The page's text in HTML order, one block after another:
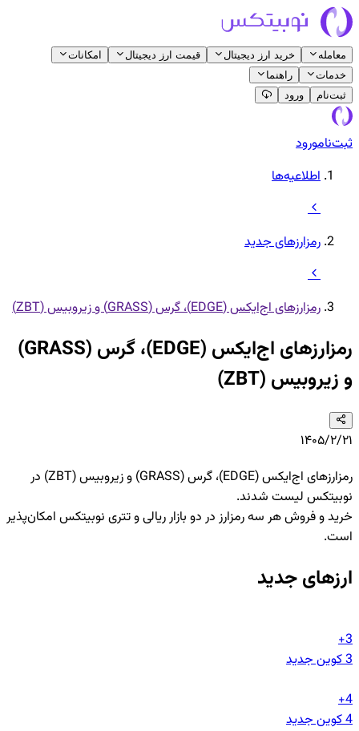
معامله خرید ارز دیجیتال قیمت ارز دیجیتال
امکانات
خدمات
راهنما
ثبت‌نام
ورود
ثبت‌نامورود
اطلاعیه‌ها
رمزارزهای جدید
رمزارزهای اج‌ایکس (EDGE)، گرس (GRASS) و زیروبیس (ZBT)
رمزارزهای اج‌ایکس (EDGE)، گرس (GRASS)
و زیروبیس (ZBT)
۱۴۰۵/۲/۲۱
رمزارزهای اج‌ایکس (EDGE)، گرس (GRASS) و زیروبیس (ZBT) در
نوبیتکس لیست شدند.
خرید و فروش هر سه رمزارز در دو بازار ریالی و تتری نوبیتکس امکان‌پذیر
است.
ارزهای جدید
3+
3کوین جدید
4+
4کوین جدید